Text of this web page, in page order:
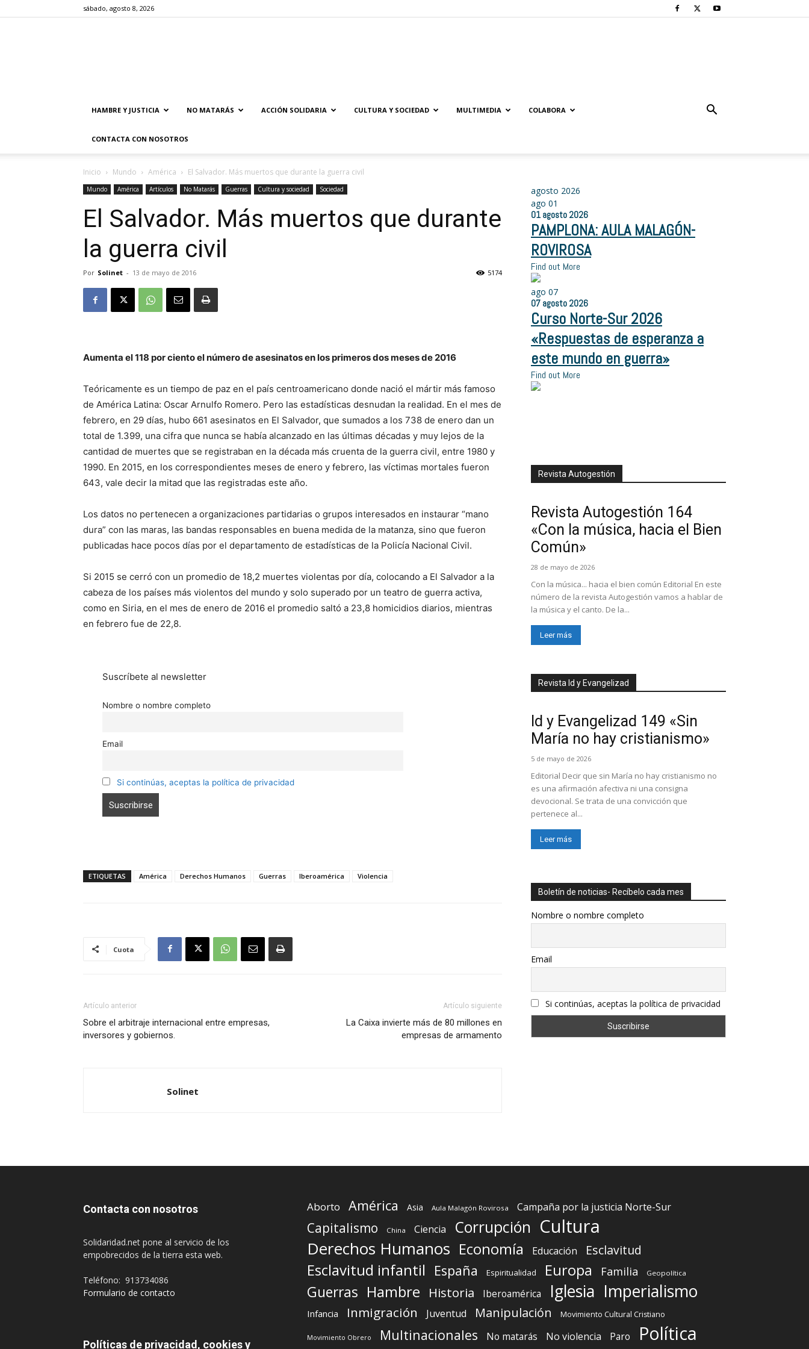
sábado, agosto 8, 2026
HAMBRE Y JUSTICIA NO MATARÁS ACCIÓN SOLIDARIA CULTURA Y SOCIEDAD MULTIMEDIA COLABORA
CONTACTA CON NOSOTROS
Inicio Mundo América El Salvador. Más muertos que durante la guerra civil
Mundo América Artículos No Matarás Guerras Cultura y sociedad Sociedad
El Salvador. Más muertos que durante
la guerra civil
Por Solinet - 13 de mayo de 2016 5174
Aumenta el 118 por ciento el número de asesinatos en los primeros dos meses de 2016
Teóricamente es un tiempo de paz en el país centroamericano donde nació el mártir más famoso
de América Latina: Oscar Arnulfo Romero. Pero las estadísticas desnudan la realidad. En el mes de
febrero, en 29 días, hubo 661 asesinatos en El Salvador, que sumados a los 738 de enero dan un
total de 1.399, una cifra que nunca se había alcanzado en las últimas décadas y muy lejos de la
cantidad de muertes que se registraban en la década más cruenta de la guerra civil, entre 1980 y
1990. En 2015, en los correspondientes meses de enero y febrero, las víctimas mortales fueron
643, vale decir la mitad que las registradas este año.
Los datos no pertenecen a organizaciones partidarias o grupos interesados en instaurar “mano
dura” con las maras, las bandas responsables en buena medida de la matanza, sino que fueron
publicadas hace pocos días por el departamento de estadísticas de la Policía Nacional Civil.
Si 2015 se cerró con un promedio de 18,2 muertes violentas por día, colocando a El Salvador a la
cabeza de los países más violentos del mundo y solo superado por un teatro de guerra activa,
como en Siria, en el mes de enero de 2016 el promedio saltó a 23,8 homicidios diarios, mientras
en febrero fue de 22,8.
Suscríbete al newsletter
Nombre o nombre completo
Email
Si continúas, aceptas la política de privacidad
ETIQUETAS América Derechos Humanos Guerras Iberoamérica Violencia
Cuota
Artículo anterior
Sobre el arbitraje internacional entre empresas,
inversores y gobiernos.
Artículo siguiente
La Caixa invierte más de 80 millones en
empresas de armamento
Solinet
agosto 2026
ago 01
01 agosto 2026
PAMPLONA: AULA MALAGÓN-
ROVIROSA
Find out More
ago 07
07 agosto 2026
Curso Norte-Sur 2026
«Respuestas de esperanza a
este mundo en guerra»
Find out More
Revista Autogestión
Revista Autogestión 164
«Con la música, hacia el Bien
Común»
28 de mayo de 2026
Con la música... hacia el bien común Editorial En este
número de la revista Autogestión vamos a hablar de
la música y el canto. De la...
Leer más
Revista Id y Evangelizad
Id y Evangelizad 149 «Sin
María no hay cristianismo»
5 de mayo de 2026
Editorial Decir que sin María no hay cristianismo no
es una afirmación afectiva ni una consigna
devocional. Se trata de una convicción que
pertenece al...
Leer más
Boletín de noticias- Recíbelo cada mes
Nombre o nombre completo
Email
Si continúas, aceptas la política de privacidad
Contacta con nosotros
Solidaridad.net pone al servicio de los
empobrecidos de la tierra esta web.
Teléfono: 913734086
Formulario de contacto
Políticas de privacidad, cookies y
Aborto América Asia Aula Malagón Rovirosa Campaña por la justicia Norte-Sur
Capitalismo China Ciencia Corrupción Cultura
Derechos Humanos Economía Educación Esclavitud
Esclavitud infantil España Espiritualidad Europa Familia Geopolítica
Guerras Hambre Historia Iberoamérica Iglesia Imperialismo
Infancia Inmigración Juventud Manipulación Movimiento Cultural Cristiano
Movimiento Obrero Multinacionales No matarás No violencia Paro Política